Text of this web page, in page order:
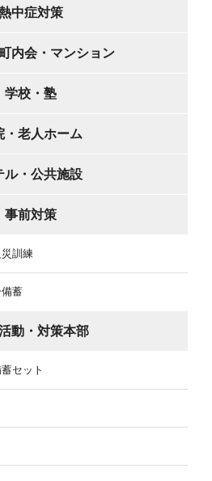
中症対策
内会・マンション
学校・塾
・老人ホーム
ル・公共施設
事前対策
訓練
蓄
動・対策本部
セット